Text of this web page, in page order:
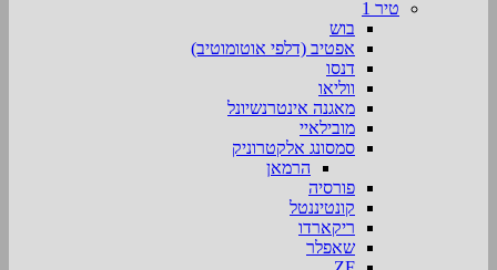
טיר 1
בוש
אפטיב (דלפי אוטומוטיב)
דנסו
ווליאו
מאגנה אינטרנשיונל
מובילאיי
סמסונג אלקטרוניק
הרמאן
פורסיה
קונטיננטל
ריקארדו
שאפלר